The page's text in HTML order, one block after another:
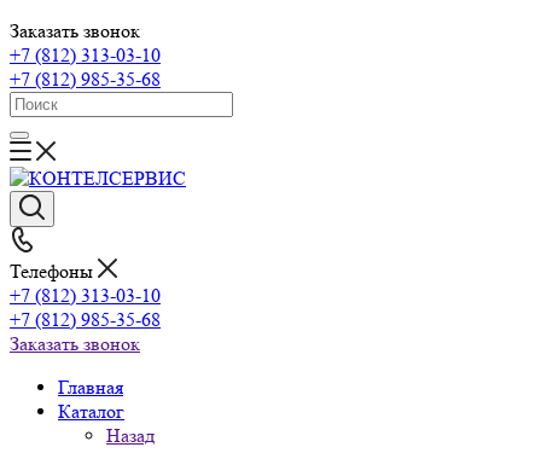
Заказать звонок
+7 (812) 313-03-10
+7 (812) 985-35-68
Телефоны
+7 (812) 313-03-10
+7 (812) 985-35-68
Заказать звонок
Главная
Каталог
Назад